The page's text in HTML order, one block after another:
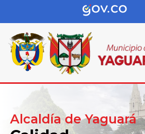
Alcaldía de Yaguará